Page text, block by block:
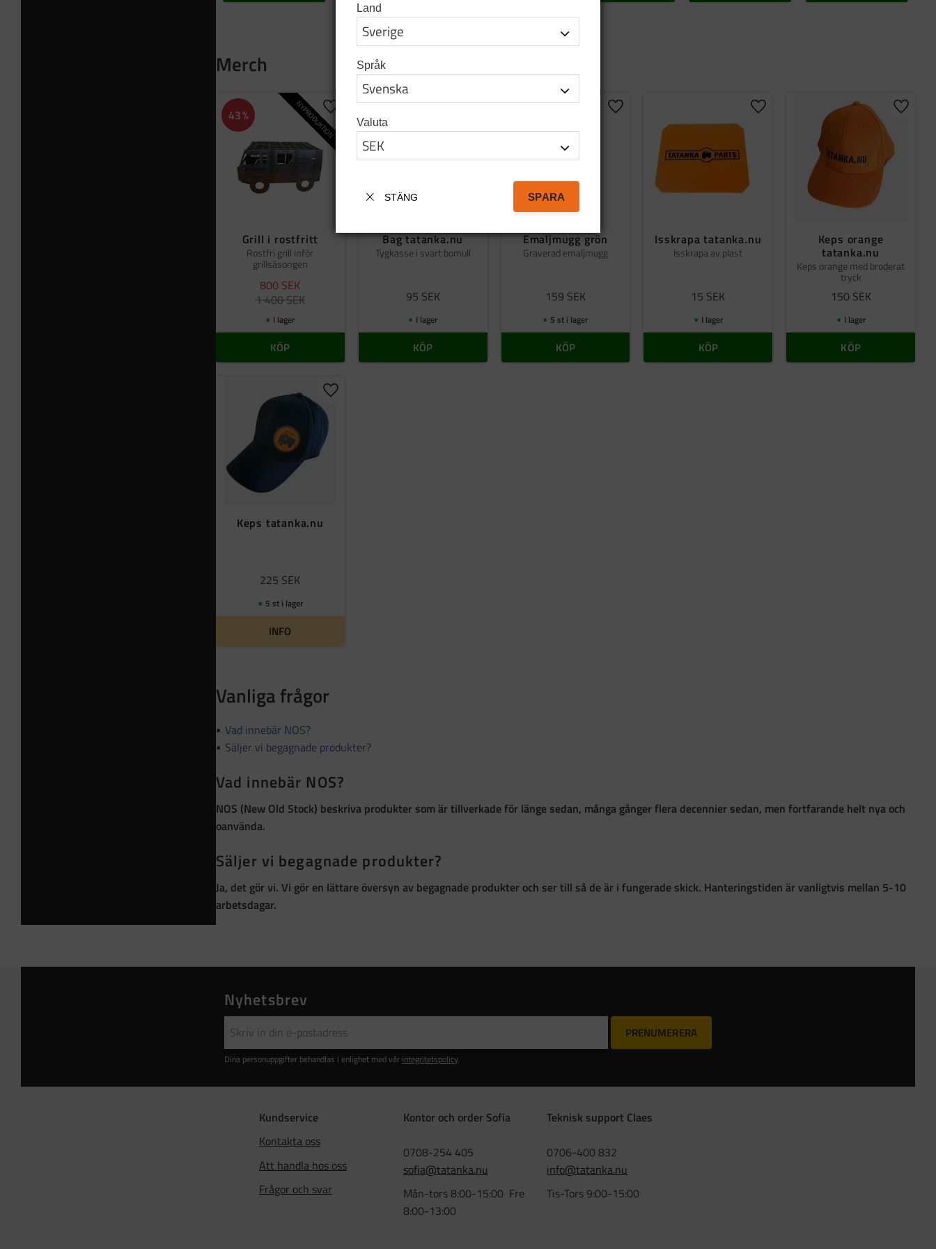
Merch
Grill i rostfritt
Rostfri grill inför
grillsäsongen
800 SEK
1 400SEK
43% NYPRODUKTIONLägg till i favoriter
I lager
KÖP
Bag tatanka.nu
Tygkasse i svart bomull
95 SEK
I lager
KÖP
Emaljmugg grön
Graverad emaljmugg
159 SEK
Lägg till i favoriter
5 st i lager
KÖP
Isskrapa tatanka.nu
Isskrapa av plast
15 SEK
Lägg till i favoriter
I lager
KÖP
Keps orange
tatanka.nu
Keps orange med broderat
tryck
150 SEK
Lägg
I lager
KÖP
Keps tatanka.nu
225 SEK
Lägg till i favoriter
5 st i lager
INFO
Vanliga frågor
Vad innebär NOS?
Säljer vi begagnade produkter?
Vad innebär NOS?
NOS (New Old Stock) beskriva produkter som ärtillverkade för länge sedan, många gånger flera decennier sedan, men fortfarande helt nya och
oanvända.
Säljer vi begagnade produkter?
Ja, det gör vi. Vi gör en lättare översyn av begagnade produkter och ser till så de är i fungerade skick. Hanteringstiden är vanligtvis mellan 5-10
arbetsdagar.
Nyhetsbrev
PRENUMERERA
Dina personuppgifter behandlas i enlighet med vår integritetspolicy.
Kundservice
Kontakta oss
Att handla hos oss
Frågor och svar
Kontor och order Sofia
0708-254 405
sofia@tatanka.nu
Mån-tors 8:00-15:00 Fre
8:00-13:00
Teknisk support Claes
0706-400 832
info@tatanka.nu
Tis-Tors 9:00-15:00
Land
Språk
Valuta
STÄNG SPARA